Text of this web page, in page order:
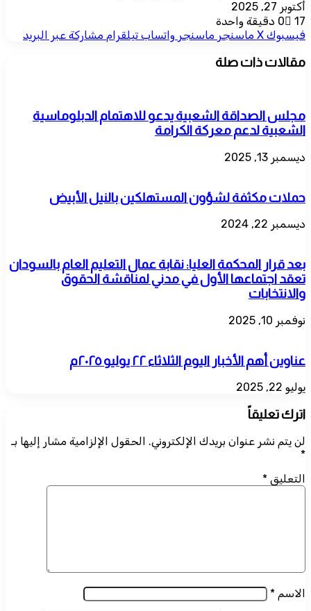
أكتوبر 27, 2025
0
17
دقيقة واحدة
فيسبوك ‫X ماسنجر ماسنجر واتساب تيلقرام مشاركة عبر البريد
مقالات ذات صلة
مجلس الصداقة الشعبية يدعو للاهتمام الدبلوماسية
الشعبية لدعم معركة الكرامة
ديسمبر 13, 2025
حملات مكثفة لشؤون المستهلكين بالنيل الأبيض
ديسمبر 22, 2024
​بعد قرار المحكمة العليا: نقابة عمال التعليم العام بالسودان
تعقد اجتماعها الأول في مدني لمناقشة الحقوق
والانتخابات
نوفمبر 10, 2025
عناوين أهم الأخبار اليوم الثلاثاء ٢٢ يوليو ٢٠٢٥م
يوليو 22, 2025
اترك تعليقاً
لن يتم نشر عنوان بريدك الإلكتروني. الحقول الإلزامية مشار إليها بـ
*
التعليق *
الاسم *